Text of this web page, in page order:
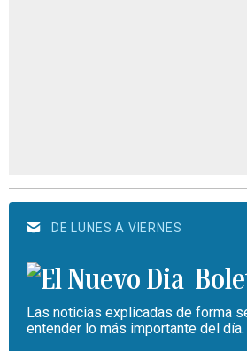
DE LUNES A VIERNES
Las noticias explicadas de forma
entender lo más importante del día.